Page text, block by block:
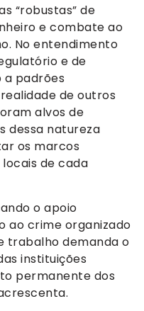
“robustas” de
e combate ao
No entendimento
e de
a padrões
de outros
alvos de
dessa natureza
os marcos
de cada
o apoio
ao crime organizado
trabalho demanda o
instituições
permanente dos